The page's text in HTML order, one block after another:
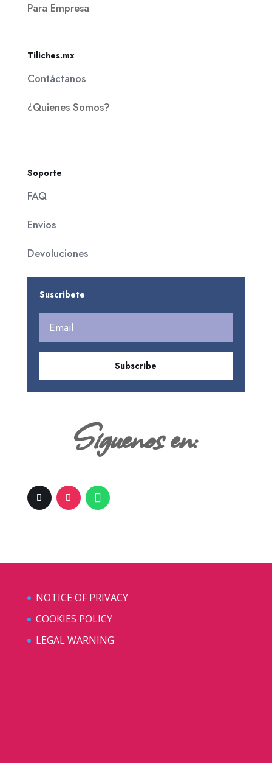
Para Empresa
Tiliches.mx
Contáctanos
¿Quienes Somos?
Soporte
FAQ
Envios
Devoluciones
Suscribete
Subscribe
Siguenos en:
NOTICE OF PRIVACY
COOKIES POLICY
LEGAL WARNING